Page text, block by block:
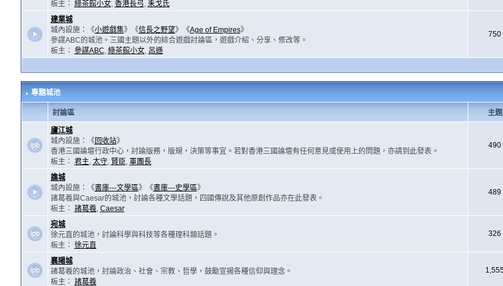
板主： 綠茶館小女, 香港長弓, 耒戈氏
建業城
城內設施：《小遊戲集》《信長之野望》《Age of Empires》
參謀ABC的城池。三國主題以外的綜合遊戲討論區，遊戲介紹、分享、修改等。
板主： 參謀ABC, 綠茶館小女, 呂遜
750
專題城池
討論區 主題
廬江城
城內設施：《回收站》
香港三國論壇行政中心，討論版務，版規，決策等事宜。若對香港三國論壇有任何意見或使用上的問題，亦請到此發表。
板主： 君主, 太守, 賢臣, 軍團長
490
譙城
城內設施：《書庫---文學區》《書庫---史學區》
諸葛羲與Caesar的城池，討論各種文學話題，四國傳說及其他原創作品亦在此發表。
板主： 諸葛羲, Caesar
489
宛城
徐元直的城池，討論科學與科技等各種理科類話題。
板主： 徐元直
326
襄陽城
諸葛羲的城池，討論政治、社會、宗教、哲學，鼓勵宣揚各種信仰與理念。
板主： 諸葛羲